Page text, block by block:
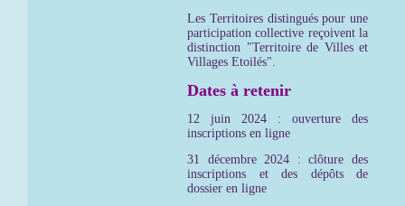
Les Territoires distingués pour une
participation collective reçoivent la
distinction "Territoire de Villes et
Villages Etoilés".
Dates à retenir
12 juin 2024 : ouverture des
inscriptions en ligne
31 décembre 2024 : clôture des
inscriptions et des dépôts de
dossier en ligne